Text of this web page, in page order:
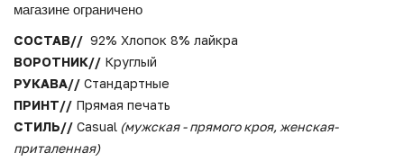
магазине ограничено
СОСТАВ// 92% Хлопок 8% лайкра
ВОРОТНИК// Круглый
РУКАВА// Стандартные
ПРИНТ// Прямая печать
СТИЛЬ// Casual (мужская - прямого кроя, женская-
приталенная)